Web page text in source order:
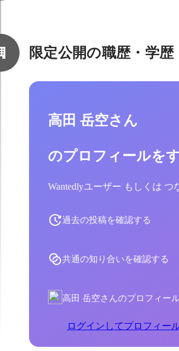
限定公開の職歴・学歴
高田 岳空さん
のプロフィールを
Wantedlyユーザー もしくは
過去の投稿を確認する
共通の知り合いを確認する
高田 岳空さんのプロフィー
ログインしてプロフィー